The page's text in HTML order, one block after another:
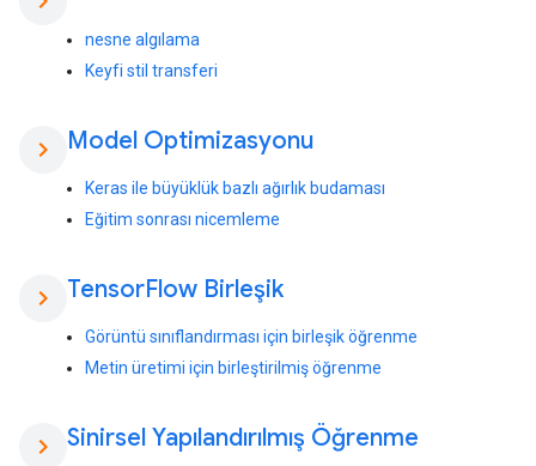
nesne algılama
Keyfi stil transferi
chevron_right Model Optimizasyonu
Keras ile büyüklük bazlı ağırlık budaması
Eğitim sonrası nicemleme
chevron_right TensorFlow Birleşik
Görüntü sınıflandırması için birleşik öğrenme
Metin üretimi için birleştirilmiş öğrenme
chevron_right Sinirsel Yapılandırılmış Öğrenme